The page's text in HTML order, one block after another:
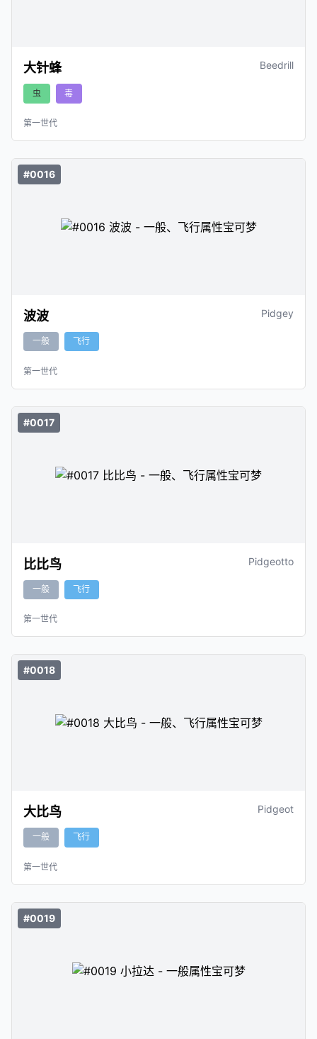
大针蜂 Beedrill
虫 毒
第一世代
#0016
波波 Pidgey
一般 飞行
第一世代
#0017
比比鸟 Pidgeotto
一般 飞行
第一世代
#0018
大比鸟 Pidgeot
一般 飞行
第一世代
#0019